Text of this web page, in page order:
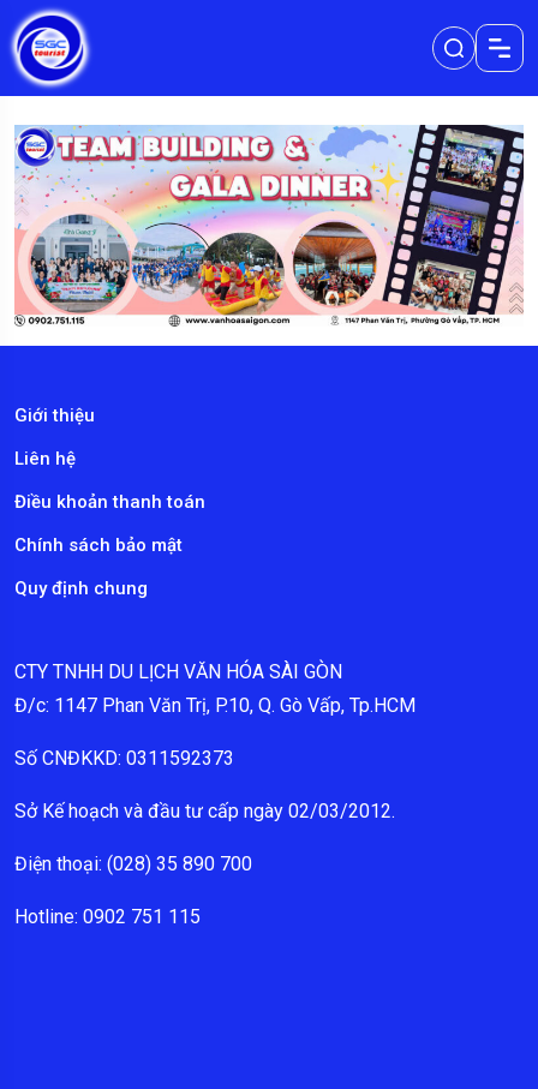
Giới thiệu
Liên hệ
Điều khoản thanh toán
Chính sách bảo mật
Quy định chung
CTY TNHH DU LỊCH VĂN HÓA SÀI GÒN
Đ/c: 1147 Phan Văn Trị, P.10, Q. Gò Vấp, Tp.HCM
Số CNĐKKD: 0311592373
Sở Kế hoạch và đầu tư cấp ngày 02/03/2012.
Điện thoại: (028) 35 890 700
Hotline: 0902 751 115